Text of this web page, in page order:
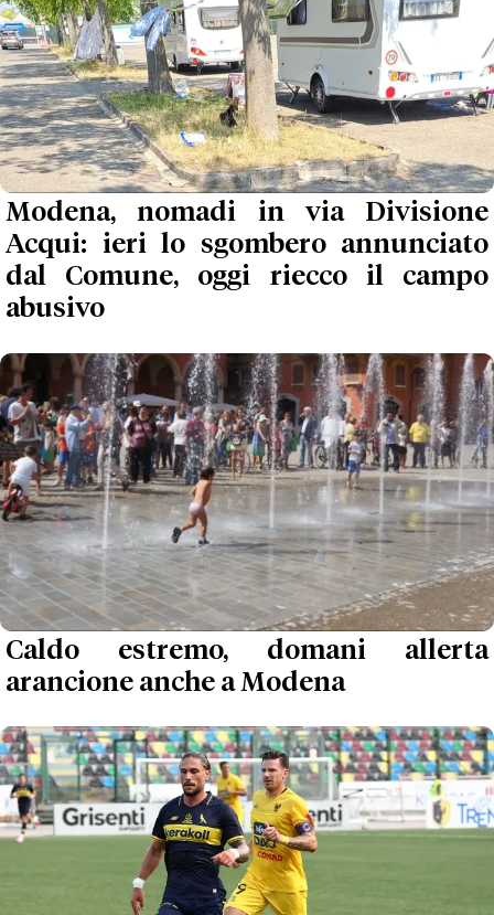
Modena, nomadi in via Divisione
Acqui: ieri lo sgombero annunciato
dal Comune, oggi riecco il campo
abusivo
Caldo estremo, domani allerta
arancione anche a Modena